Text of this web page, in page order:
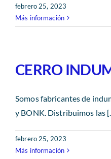
febrero 25, 2023
Más información
CERRO
Somos fabricantes de
y BONK. Distribuimos las
febrero 25, 2023
Más información